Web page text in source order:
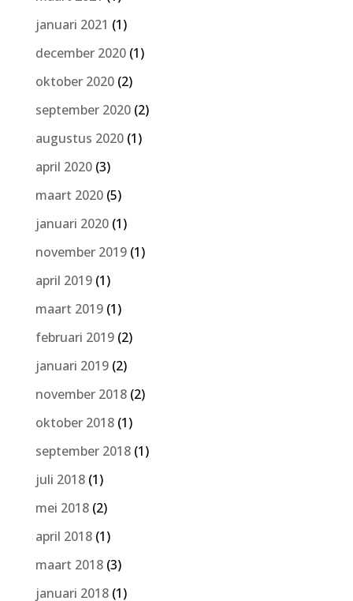
januari 2021 (1)
december 2020(1)
oktober 2020(2)
september 2020(2)
augustus 2020(1)
april 2020(3)
maart 2020(5)
januari 2020(1)
november 2019(1)
april 2019(1)
maart 2019(1)
februari 2019(2)
januari 2019(2)
november 2018(2)
oktober 2018(1)
september 2018(1)
juli 2018(1)
mei 2018(2)
april 2018(1)
maart 2018(3)
januari 2018(1)